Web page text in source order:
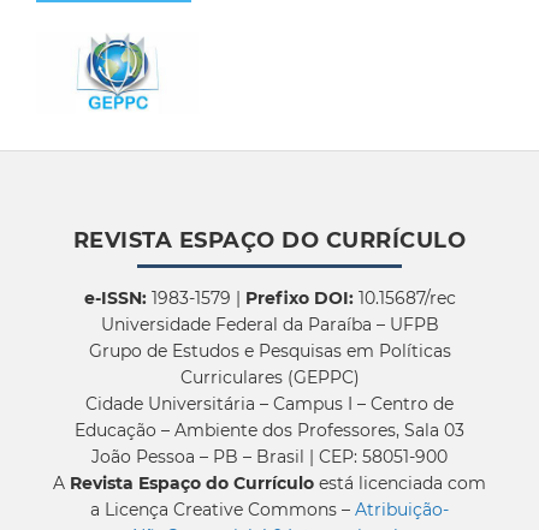
REVISTA ESPAÇO DO CURRÍCULO
e-ISSN:1983-1579 | Prefixo DOI:10.15687/rec
Universidade Federal da Paraíba – UFPB
Grupo de Estudos e Pesquisas em Políticas
Curriculares (GEPPC)
Cidade Universitária – Campus I – Centro de
Educação – Ambiente dos Professores, Sala 03
João Pessoa – PB – Brasil | CEP: 58051-900
A Revista Espaço do Currículo está licenciada com
a Licença Creative Commons – Atribuição-